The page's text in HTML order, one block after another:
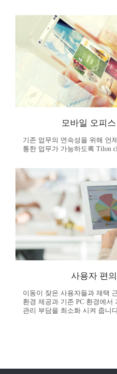
모바일 오피
기존 업무의 연속성을 위해 언
통한 업무가 가능하도록 Tilon
사용자 편
이동이 잦은 사용자들과 재택
환경 제공과 기존 PC 환경에서
관리 부담을 최소화 시켜 줍니